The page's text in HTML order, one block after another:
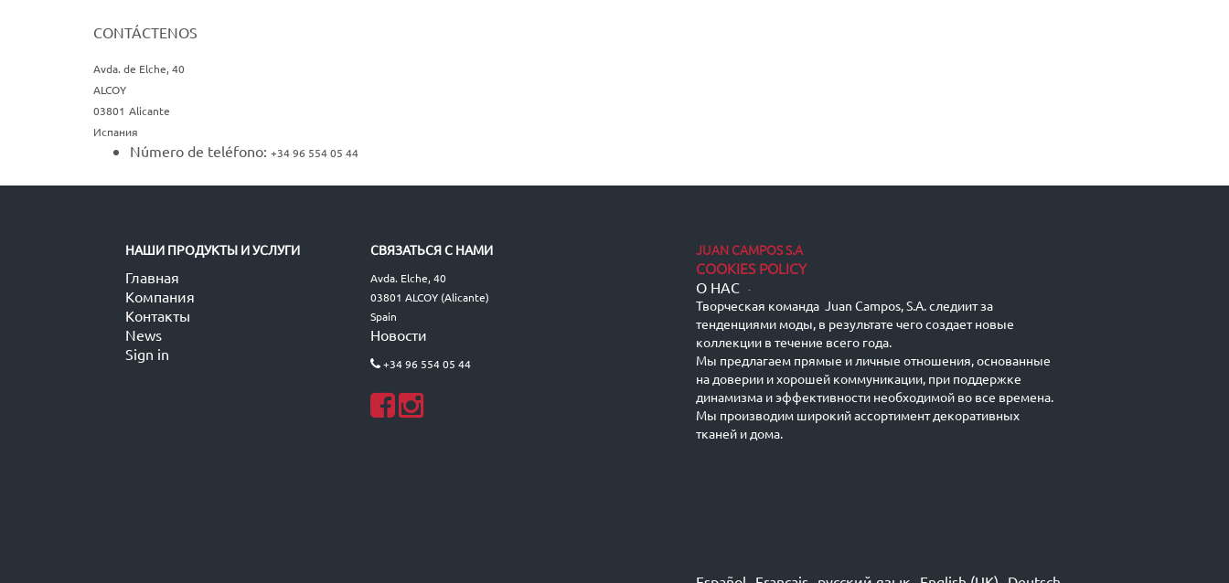
CONTÁCTENOS
Avda. de Elche, 40
ALCOY
03801 Alicante
Испания
Número de teléfono: +34 96 554 05 44
НАШИ ПРОДУКТЫ И УСЛУГИ
Главная
Компания
Контакты
News
Sign in
СВЯЗАТЬСЯ С НАМИ
Avda. Elche, 40
03801 ALCOY (Alicante)
Spain
Новости
+34 96 554 05 44
JUAN CAMPOS S.A
COOKIES POLICY
О НАС -
Творческая команда Juan Campos, S.A. следиит за
тенденциями моды, в результате чего создает новые
коллекции в течение всего года.
Мы предлагаем прямые и личные отношения, основанные
на доверии и хорошей коммуникации, при поддержке
динамизма и эффективности необходимой во все времена.
Мы производим широкий ассортимент декоративных
тканей и дома.